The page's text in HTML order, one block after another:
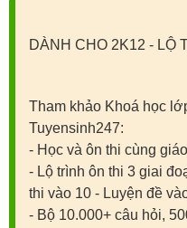
DÀNH CHO 2K12 - LỘ
Tham khảo Khoá học
Tuyensinh247:
- Học và ôn thi cùng
- Lộ trình ôn thi 3 giai
thi vào 10 - Luyện đề
- Bộ 10.000+ câu hỏi,